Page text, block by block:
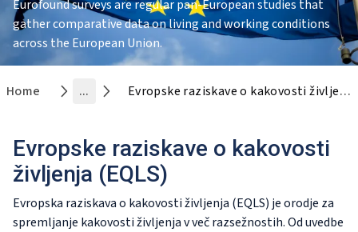
Eurofound surveys are regular pan-European studies that
gather comparative data on living and working conditions
across the European Union.
Home ... Evropske raziskave o kakovosti življenja (EQLS)
Evropske raziskave o kakovosti
življenja (EQLS)
Evropska raziskava o kakovosti življenja (EQLS) je orodje za
spremljanje kakovosti življenja v več razsežnostih. Od uvedbe